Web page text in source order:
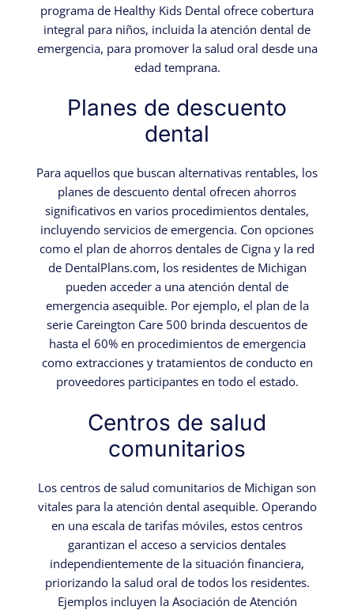
programa de Healthy Kids Dental ofrece cobertura
integral para niños, incluida la atención dental de
emergencia, para promover la salud oral desde una
edad temprana.
Planes de descuento
dental
Para aquellos que buscan alternativas rentables, los
planes de descuento dental ofrecen ahorros
significativos en varios procedimientos dentales,
incluyendo servicios de emergencia. Con opciones
como el plan de ahorros dentales de Cigna y la red
de DentalPlans.com, los residentes de Michigan
pueden acceder a una atención dental de
emergencia asequible. Por ejemplo, el plan de la
serie Careington Care 500 brinda descuentos de
hasta el 60% en procedimientos de emergencia
como extracciones y tratamientos de conducto en
proveedores participantes en todo el estado.
Centros de salud
comunitarios
Los centros de salud comunitarios de Michigan son
vitales para la atención dental asequible. Operando
en una escala de tarifas móviles, estos centros
garantizan el acceso a servicios dentales
independientemente de la situación financiera,
priorizando la salud oral de todos los residentes.
Ejemplos incluyen la Asociación de Atención